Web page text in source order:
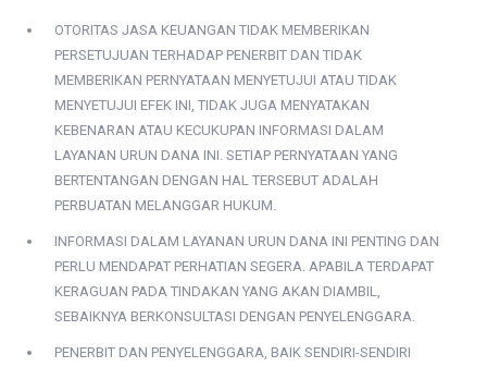
OTORITAS JASA KEUANGAN TIDAK MEMBERIKAN
PERSETUJUAN TERHADAP PENERBIT DAN TIDAK
MEMBERIKAN PERNYATAAN MENYETUJUI ATAU TIDAK
MENYETUJUI EFEK INI, TIDAK JUGA MENYATAKAN
KEBENARAN ATAU KECUKUPAN INFORMASI DALAM
LAYANAN URUN DANA INI. SETIAP PERNYATAAN YANG
BERTENTANGAN DENGAN HAL TERSEBUT ADALAH
PERBUATAN MELANGGAR HUKUM.
INFORMASI DALAM LAYANAN URUN DANA INI PENTING DAN
PERLU MENDAPAT PERHATIAN SEGERA. APABILA TERDAPAT
KERAGUAN PADA TINDAKAN YANG AKAN DIAMBIL,
SEBAIKNYA BERKONSULTASI DENGAN PENYELENGGARA.
PENERBIT DAN PENYELENGGARA, BAIK SENDIRI-SENDIRI